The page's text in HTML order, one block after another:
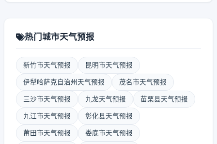
热门城市天气预报
新竹市天气预报 昆明市天气预报
伊犁哈萨克自治州天气预报 茂名市天气预报
三沙市天气预报 九龙天气预报 苗栗县天气预报
九江市天气预报 彰化县天气预报
莆田市天气预报 娄底市天气预报